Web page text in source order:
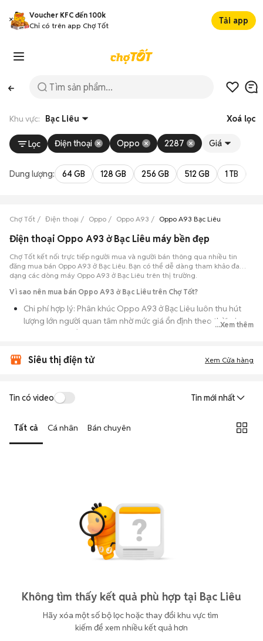
Voucher KFC đến 100k
Chỉ có trên app Chợ Tốt
Tải app
Khu vực: Bạc Liêu Xoá lọc
Lọc Điện thoại Oppo 2287 Giá
Dung lượng: 64 GB 128 GB 256 GB 512 GB 1 TB
Chợ Tốt Điện thoại Oppo Oppo A93 Oppo A93 Bạc Liêu
Điện thoại Oppo A93 ở Bạc Liêu máy bền đẹp
Chợ Tốt kết nối trực tiếp người mua và người bán thông qua nhiều tin
đăng mua bán Oppo A93 ở Bạc Liêu. Bạn có thể dễ dàng tham khảo đa
dạng các dòng máy Oppo A93 ở Bạc Liêu trên thị trường.
Vì sao nên mua bán Oppo A93 ở Bạc Liêu trên Chợ Tốt?
Chi phí hợp lý: Phân khúc Oppo A93 ở Bạc Liêu luôn thu hút
lượng lớn người quan tâm nhờ mức giá ổn định theo thời gian,
phù hợp với số đông.
cung cấp cho bạn nhiều lựa chọn về tỷ lệ phần trăm pin, tình
Giao dịch thực tế: Việc gặp nhau trực tiếp giúp bạn có thời
...Xem thêm
Siêu thị điện tử Xem Cửa hàng
Tin có video Tin mới nhất
Tất cả Cá nhân Bán chuyên
Không tìm thấy kết quả phù hợp tại Bạc Liêu
Hãy xóa một số bộ lọc hoặc thay đổi khu vực tìm
kiếm để xem nhiều kết quả hơn